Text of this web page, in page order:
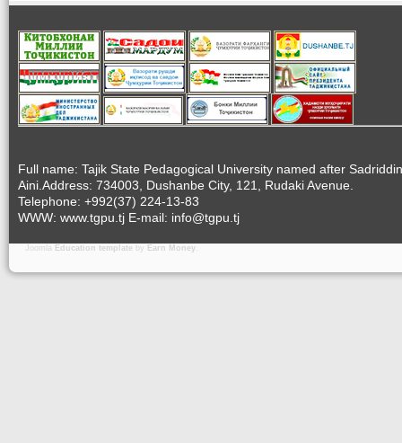
Full name: Tajik State Pedagogical University named after Sadriddin
Aini.Address: 734003, Dushanbe City, 121, Rudaki Avenue.
Telephone: +992(37) 224-13-83
WWW: www.tgpu.tj E-mail: info@tgpu.tj
Joomla Education template by Earn Money.